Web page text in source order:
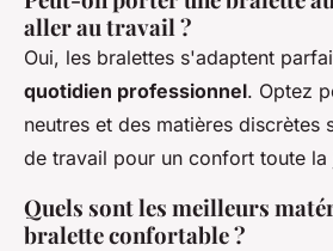
aller au travail ?
Oui, les bralettes s'adaptent
quotidien professionnel. Optez
neutres et des matières discrètes
de travail pour un confort toute la
Quels sont les meilleurs
bralette confortable ?